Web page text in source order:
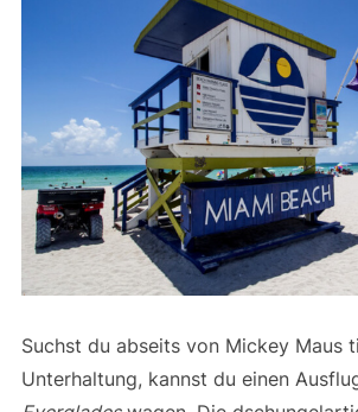
Suchst du abseits von Mickey Maus
Unterhaltung, kannst du einen